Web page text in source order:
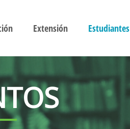
Extensión Estudiantes